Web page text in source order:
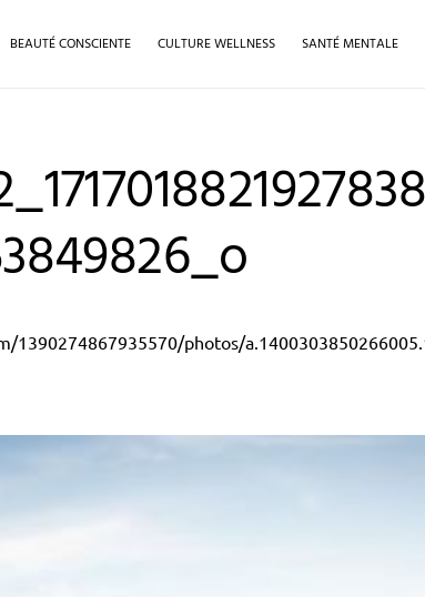
BEAUTÉ CONSCIENTE CULTURE WELLNESS SANTÉ MENTALE
1390274867935570/photos/